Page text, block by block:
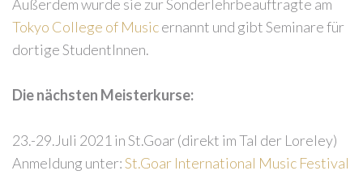
Außerdem wurde sie zur Sonderlehrbeauftragte am
Tokyo College of Musicernannt und gibt Seminare für
dortige StudentInnen.
Die nächsten Meisterkurse:
23.-29.Juli 2021 in St.Goar (direkt im Tal der Loreley)
Anmeldung unter:St.Goar International Music Festival
your
Forgot